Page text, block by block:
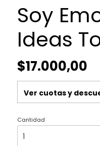
Soy
Ideas
$17.000,00
Ver cuotas y
Cantidad